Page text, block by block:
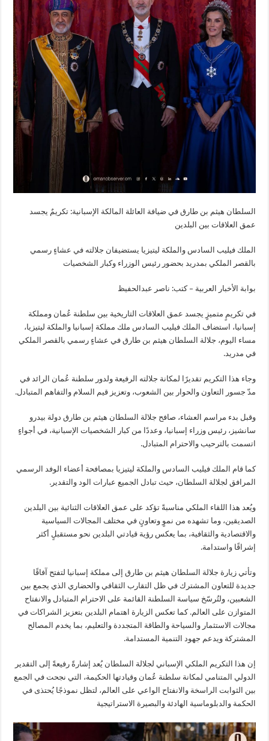
المالكة
الإسبانية:
تكريمٌ
يجسد
عمق
العلاقات
بين
البلدين
مغلقة
السلطان هيثم بن طارق في ضيافة العائلة المالكة الإسبانية: تكريمٌ يجسد
عمق العلاقات بين البلدين
الملك فيليب السادس والملكة ليتيزيا يستضيفان جلالته في عشاءٍ رسمي
بالقصر الملكي بمدريد بحضور رئيس الوزراء وكبار الشخصيات
بوابة الأخبار العربية – كتب: ناصر عبدالحفيظ
في تكريمٍ متميزٍ يجسد عمق العلاقات التاريخية بين سلطنة عُمان ومملكة
إسبانيا، استضاف الملك فيليب السادس ملك مملكة إسبانيا والملكة ليتيزيا،
مساء اليوم، جلالة السلطان هيثم بن طارق في عشاءٍ رسمي بالقصر الملكي
في مدريد.
وجاء هذا التكريم تقديرًا لمكانة جلالته الرفيعة ولدور سلطنة عُمان الرائد في
مدّ جسور التعاون والحوار بين الشعوب، وتعزيز قيم السلام والتفاهم المتبادل.
وقبل بدء مراسم العشاء، صافح جلالة السلطان هيثم بن طارق دولة بيدرو
سانشيز، رئيس وزراء إسبانيا، وعددًا من كبار الشخصيات الإسبانية، في أجواءٍ
اتسمت بالترحيب والاحترام المتبادل.
كما قام الملك فيليب السادس والملكة ليتيزيا بمصافحة أعضاء الوفد الرسمي
المرافق لجلالة السلطان، حيث تبادل الجميع عبارات الود والتقدير.
ويُعد هذا اللقاء الملكي مناسبةً تؤكد على عمق العلاقات الثنائية بين البلدين
الصديقين، وما تشهده من نموٍ وتعاونٍ في مختلف المجالات السياسية
والاقتصادية والثقافية، بما يعكس رؤية قيادتي البلدين نحو مستقبلٍ أكثر
إشراقًا واستدامة.
وتأتي زيارة جلالة السلطان هيثم بن طارق إلى مملكة إسبانيا لتفتح آفاقًا
جديدة للتعاون المشترك في ظل التقارب الثقافي والحضاري الذي يجمع بين
الشعبين، ولتُرسّخ سياسة السلطنة القائمة على الاحترام المتبادل والانفتاح
المتوازن على العالم. كما تعكس الزيارة اهتمام البلدين بتعزيز الشراكات في
مجالات الاستثمار والسياحة والطاقة المتجددة والتعليم، بما يخدم المصالح
المشتركة ويدعم جهود التنمية المستدامة.
إن هذا التكريم الملكي الإسباني لجلالة السلطان يُعد إشارةً رفيعةً إلى التقدير
الدولي المتنامي لمكانة سلطنة عُمان وقيادتها الحكيمة، التي نجحت في الجمع
بين الثوابت الراسخة والانفتاح الواعي على العالم، لتظل نموذجًا يُحتذى في
الحكمة والدبلوماسية الهادئة والبصيرة الاستراتيجية